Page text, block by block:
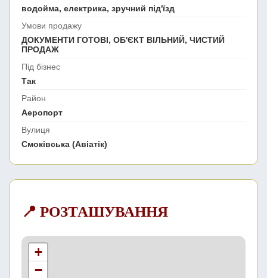
водойма, електрика, зручний під'їзд
Умови продажу
ДОКУМЕНТИ ГОТОВІ, ОБ'ЄКТ ВІЛЬНИЙ, ЧИСТИЙ
ПРОДАЖ
Під бізнес
Так
Район
Аеропорт
Вулиця
Смоківська (Авіатік)
📍 РОЗТАШУВАННЯ
+
−